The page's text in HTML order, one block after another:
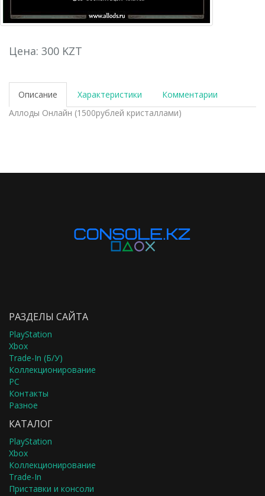
Цена: 300 KZT
Описание Характеристики
Комментарии
Аллоды Онлайн (1500рублей кристаллами)
РАЗДЕЛЫ САЙТА
PlayStation
Xbox
Trade-In (Б/У)
Коллекционирование
PC
Контакты
Разное
КАТАЛОГ
PlayStation
Xbox
Коллекционирование
Trade-In
Приставки и консоли